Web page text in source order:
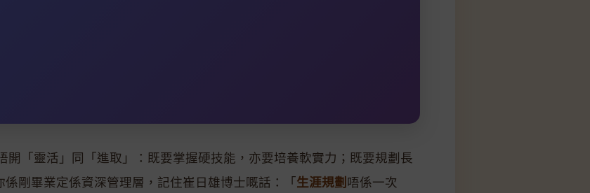
開「靈活」同「進取」：既要掌握硬技能，亦要培養軟實力；既要規劃長
剛畢業定係資深管理層，記住崔日雄博士嘅話：「生涯規劃唔係一次